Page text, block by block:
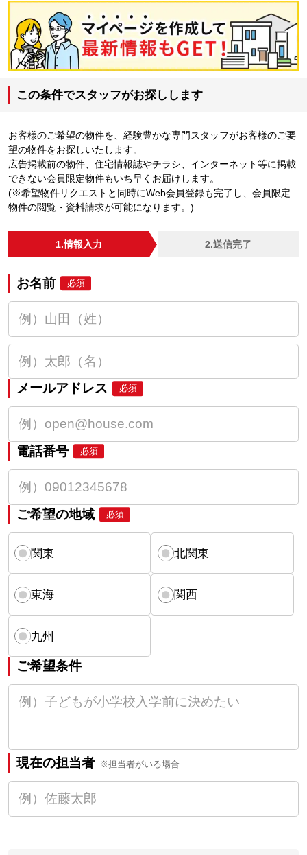
この条件でスタッフがお探しします
お客様のご希望の物件を、経験豊かな専門スタッフがお客様のご要
望の物件をお探しいたします。
広告掲載前の物件、住宅情報誌やチラシ、インターネット等に掲載
できない会員限定物件もいち早くお届けします。
(※希望物件リクエストと同時にWeb会員登録も完了し、会員限定
物件の閲覧・資料請求が可能になります。)
1.情報入力 2.送信完了
お名前 必須
メールアドレス 必須
電話番号 必須
ご希望の地域 必須
関東 北関東
東海 関西
九州
ご希望条件
現在の担当者 ※担当者がいる場合